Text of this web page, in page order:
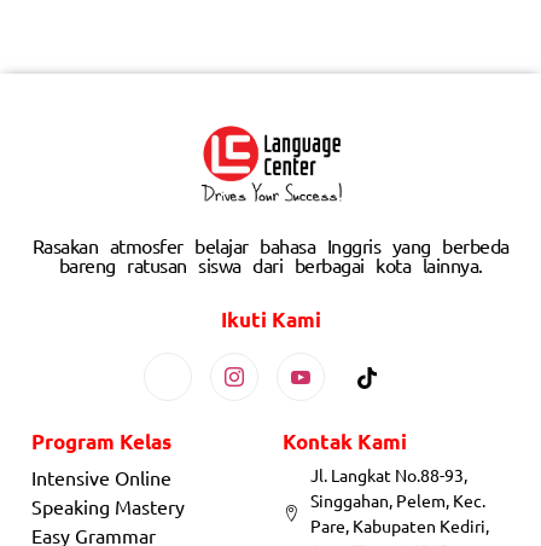
Rasakan atmosfer belajar bahasa Inggris yang berbeda
bareng ratusan siswa dari berbagai kota lainnya.
Ikuti Kami
Program Kelas
Intensive Online
Speaking Mastery
Easy Grammar
Kontak Kami
Jl. Langkat No.88-93,
Singgahan, Pelem, Kec.
Pare, Kabupaten Kediri,